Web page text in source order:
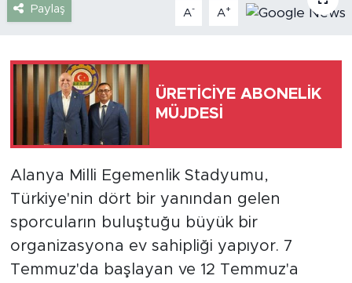
Paylaş A- A+
ÜRETİCİYE ABONELİK
MÜJDESİ
Alanya Milli Egemenlik Stadyumu,
Türkiye'nin dört bir yanından gelen
sporcuların buluştuğu büyük bir
organizasyona ev sahipliği yapıyor. 7
Temmuz'da başlayan ve 12 Temmuz'a
Sağlık
Siyaset
Spor
Turizm
Türkiye
Yaşam
Yerel